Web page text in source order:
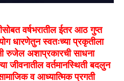
वर्षभरातीलईतर आठ गुप्त
धारणेतुन स्वतःच्या प्रकृतीला
रुजेल अशाप्रकारचीसाधना
वर्तमानस्थिती बदलुन
व आध्यात्मिक प्रगती